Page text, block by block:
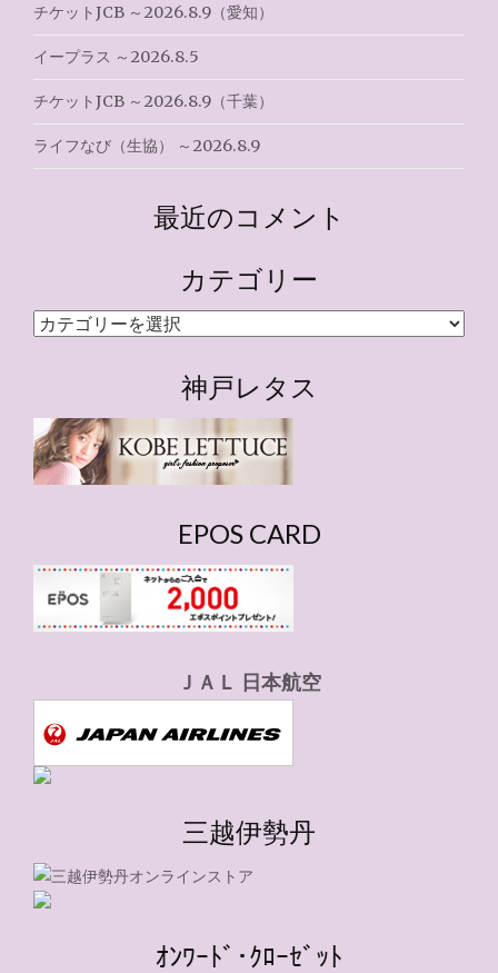
チケットJCB ～2026.8.9（愛知）
イープラス ～2026.8.5
チケットJCB ～2026.8.9（千葉）
ライフなび（生協） ～2026.8.9
最近のコメント
カテゴリー
カ
ー
神戸レタス
EPOS CARD
ＪＡＬ 日本航空
三越伊勢丹
ｵﾝﾜｰﾄﾞ･ｸﾛｰｾﾞｯﾄ